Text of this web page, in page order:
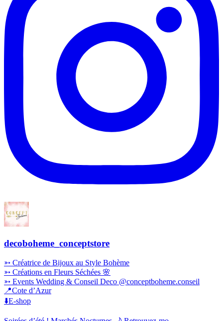
decoboheme_conceptstore
➳ Créatrice de Bijoux au Style Bohème
➳ Créations en Fleurs Séchées 🌸
➳ Events Wedding & Conseil Deco @conceptboheme.conseil
📍Cote d’Azur
⬇️E-shop